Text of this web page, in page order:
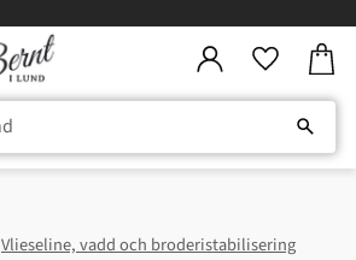
Vlieseline, vadd och broderistabilisering